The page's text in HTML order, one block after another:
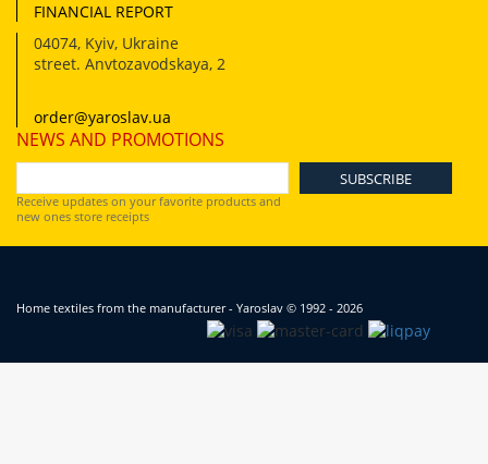
FINANCIAL REPORT
04074, Kyiv, Ukraine
street. Anvtozavodskaya, 2
order@yaroslav.ua
NEWS AND PROMOTIONS
Receive updates on your favorite products and
new ones store receipts
Home textiles from the manufacturer - Yaroslav © 1992 - 2026